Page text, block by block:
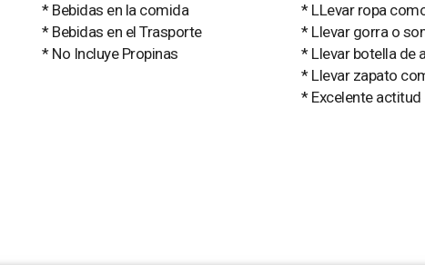
* Bebidas en la comida
* Bebidas en el Trasporte
* No Incluye Propinas
* LLevar ropa
* Llevar gorra o
* Llevar botella de
* Llevar zapato
* Excelente actitud